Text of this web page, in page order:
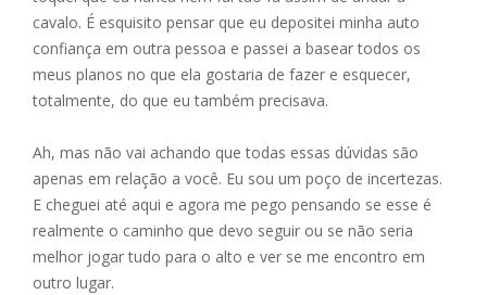
cavalo. É esquisito pensar que eu depositei minha auto
confiança em outra pessoa e passei a basear todos os
meus planos no que ela gostaria de fazer e esquecer,
totalmente, do que eu também precisava.
Ah, mas não vai achando que todas essas dúvidas são
apenas em relação a você. Eu sou um poço de incertezas.
E cheguei até aqui e agora me pego pensando se esse é
realmente o caminho que devo seguir ou se não seria
melhor jogar tudo para o alto e ver se me encontro em
outro lugar.